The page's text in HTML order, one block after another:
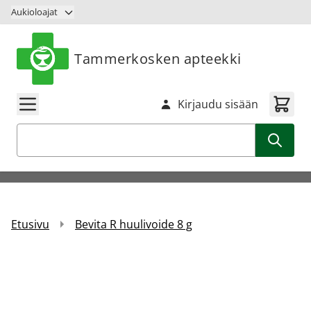
Siirry sisältöön
Aukioloajat
Tammerkosken apteekki
Kirjaudu sisään
Etusivu Bevita R huulivoide 8 g